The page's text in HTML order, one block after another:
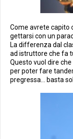
Come avrete capito
gettarsi con un
La differenza dal
ad istruttore che fa
Questo vuol dire
per poter fare
pregressa... basta